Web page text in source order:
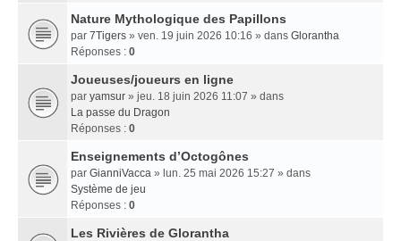
Nature Mythologique des Papillons
par 7Tigers » ven. 19 juin 2026 10:16 » dans Glorantha
Réponses : 0
Joueuses/joueurs en ligne
par yamsur » jeu. 18 juin 2026 11:07 » dans
La passe du Dragon
Réponses : 0
Enseignements dʼOctogônes
par GianniVacca » lun. 25 mai 2026 15:27 » dans
Système de jeu
Réponses : 0
Les Rivières de Glorantha